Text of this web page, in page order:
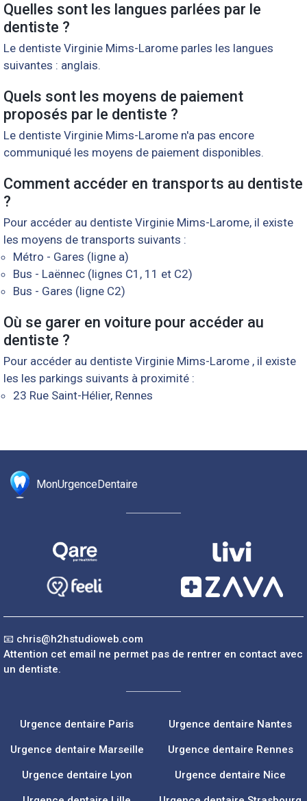
Quelles sont les langues parlées par le
dentiste ?
Le dentiste Virginie Mims-Larome parles les langues
suivantes : anglais.
Quels sont les moyens de paiement
proposés par le dentiste ?
Le dentiste Virginie Mims-Larome n'a pas encore
communiqué les moyens de paiement disponibles.
Comment accéder en transports au dentiste
?
Pour accéder au dentiste Virginie Mims-Larome, il existe
les moyens de transports suivants :
Métro - Gares (ligne a)
Bus - Laënnec (lignes C1, 11 et C2)
Bus - Gares (ligne C2)
Où se garer en voiture pour accéder au
dentiste ?
Pour accéder au dentiste Virginie Mims-Larome , il existe
les les parkings suivants à proximité :
23 Rue Saint-Hélier, Rennes
MonUrgenceDentaire
📧 chris@h2hstudioweb.com
Attention cet email ne permet pas de rentrer en contact avec
un dentiste.
Urgence dentaire Paris
Urgence dentaire Marseille
Urgence dentaire Lyon
Urgence dentaire Nantes
Urgence dentaire Rennes
Urgence dentaire Nice